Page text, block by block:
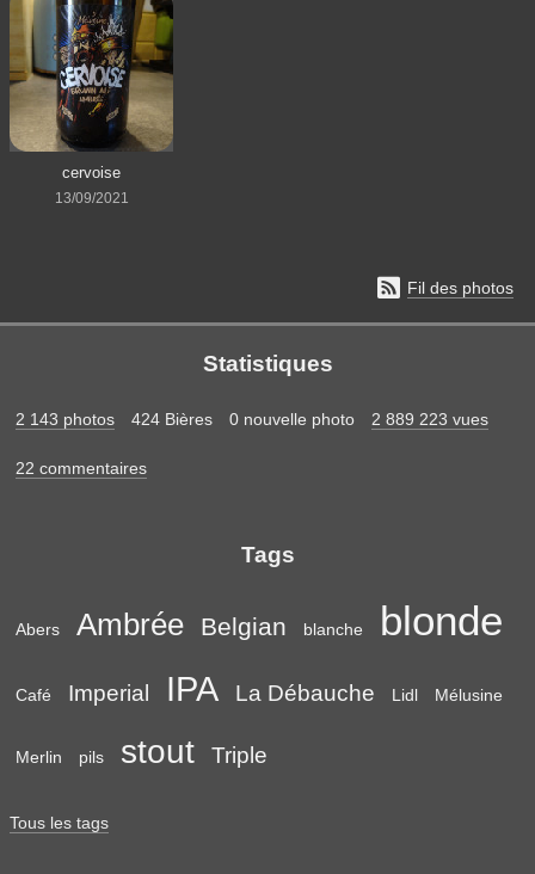
cervoise
13/09/2021
 Fil des photos
Statistiques
2 143 photos 424 Bières 0 nouvelle photo 2 889 223 vues
22 commentaires
Tags
Abers Ambrée Belgian blanche blonde
Café Imperial IPA La Débauche Lidl Mélusine
Merlin pils stout Triple
Tous les tags